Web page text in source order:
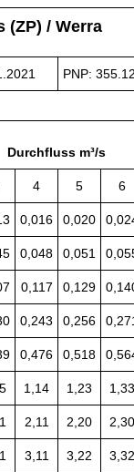
(ZP) / Werra
PNP:
Durchfluss m³/s
4 5 6
0,016 0,020
0,048 0,051
0,117 0,129
0,243 0,256
0,476 0,518
1,14 1,23 1,33
2,11 2,20 2,30
3,11 3,22 3,32